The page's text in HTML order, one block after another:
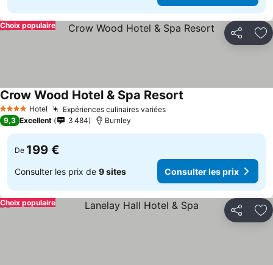
Partager
Choix populaire
4 Étoiles Hotel Expériences culinaires variées
Crow Wood Hotel & Spa Resort
9,3 Excellent 3 484 Burnley
De 199 €
Consulter les prix de 9 sites Consulter les prix
Partager
Choix populaire